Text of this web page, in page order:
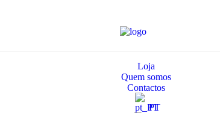
Loja
Quem somos
Contactos
PT